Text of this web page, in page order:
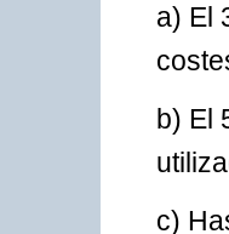
a) El
b) El
c)